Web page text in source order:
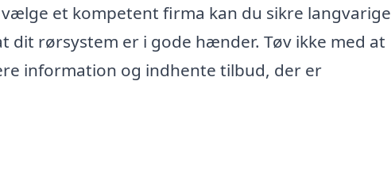
et kompetent firma kan du sikre langvarige
dit rørsystem er i gode hænder. Tøv ikke med at
information og indhente tilbud, der er